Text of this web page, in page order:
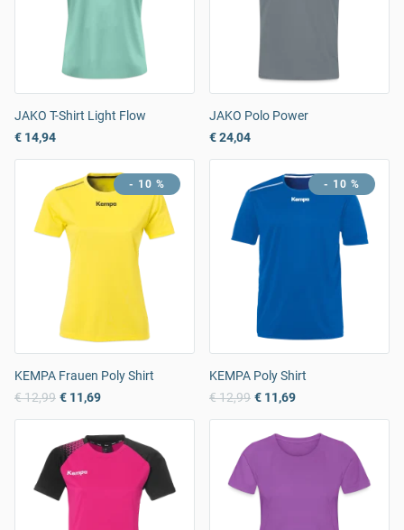
JAKO T-Shirt Light Flow
€ 14,94
JAKO Polo Power
€ 24,04
- 10 %
KEMPA Frauen Poly Shirt
€ 12,99 € 11,69
- 10 %
KEMPA Poly Shirt
€ 12,99 € 11,69